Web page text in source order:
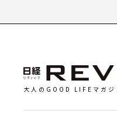
大人のGOOD LIFEマガジ